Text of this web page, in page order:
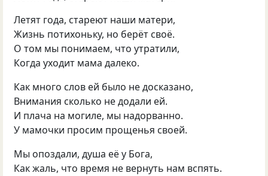
Летят года, стареют наши матери,
Жизнь потихоньку, но берёт своё.
О том мы понимаем, что утратили,
Когда уходит мама далеко.
Как много слов ей было не досказано,
Внимания сколько не додали ей.
И плача на могиле, мы надорванно.
У мамочки просим прощенья своей.
Мы опоздали, душа её у Бога,
Как жаль, что время не вернуть нам вспять.